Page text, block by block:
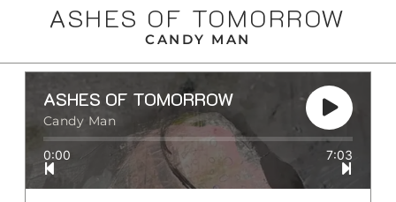
CANDY MAN
ASHES OF TOMORROW
ASHES OF TOMORROW
Candy Man
0:00 7:03